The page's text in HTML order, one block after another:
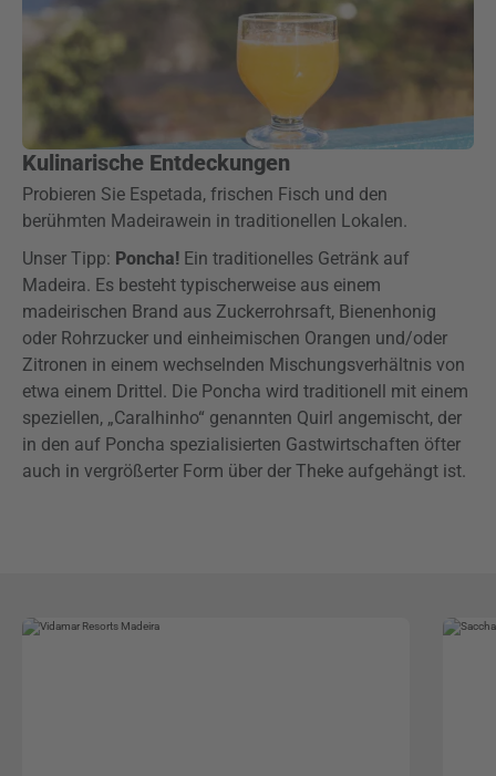
Kulinarische Entdeckungen
Probieren Sie Espetada, frischen Fisch und den
berühmten Madeirawein in traditionellen Lokalen.
Unser Tipp: Poncha! Ein traditionelles Getränk auf
Madeira. Es besteht typischerweise aus einem
madeirischen Brand aus Zuckerrohrsaft, Bienenhonig
oder Rohrzucker und einheimischen Orangen und/oder
Zitronen in einem wechselnden Mischungsverhältnis von
etwa einem Drittel. Die Poncha wird traditionell mit einem
speziellen, „Caralhinho“ genannten Quirl angemischt, der
in den auf Poncha spezialisierten Gastwirtschaften öfter
auch in vergrößerter Form über der Theke aufgehängt ist.